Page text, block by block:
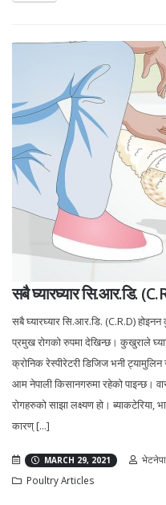
सबै घ्यारघ्यार सि.आर.डि.
सबै घ्यारघ्यार सि.आर.डि. (C.R.D)
प्रमुख रोगको रुपमा देखिन्छ। कुखुराले
क्रोनिक रेस्पीरेटरी डिजिज भनी ट्यामुलिन
आम नेपाली किसानगरुमा रहेको पाइन्छ।
रोगहरुको साझा लक्ष्यण हो।
कारण् [...]
MARCH 29, 2021
Poultry Articles